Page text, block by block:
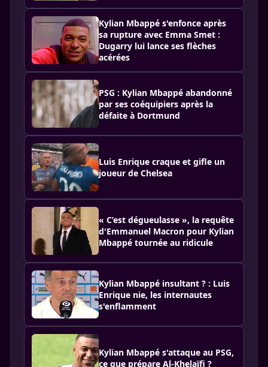
Kylian Mbappé s'enfonce après
sa rupture avec Emma Smet :
Dugarry lui lance ses flèches
acérées
PSG : Kylian Mbappé abandonné
par ses coéquipiers après la
défaite à Dortmund
Luis Enrique craque et gifle un
joueur de Chelsea
« C’est dégueulasse », la requête
d'Emmanuel Macron pour Kylian
Mbappé tournée au ridicule
Kylian Mbappé insultant ? : Luis
Enrique nie, les internautes
s'enflamment
Kylian Mbappé s'attaque au PSG,
ce que prépare Al-Khelaïfi ?